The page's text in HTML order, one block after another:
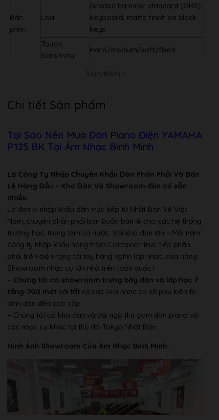
Bàn
phím
Loại
Graded hammer standard (GHS)
keyboard, matte finish on black
keys
Touch
Sensitivity
Hard/medium/soft/fixed
Âm thanh
Đa âm
Số đa âm tối
đa
192
sẵn
Loại
Tiếng Vang
Có
âm thông
minh IAC
Có
Âm vang
Có
SOUND
BOOST
Có
Các
chức
năng
Kép/Trộn âm Có
Tách tiếng
Có
Duo
Có
Cài đặt
Số lượng bài
21 bài demo và 50 bản piano
track
2
dữ liệu
100 KB per song (approx. 11,000
notes)
Chi tiết Sản phẩm
Tại Sao Nên Mua Đàn Piano Điện YAMAHA
P125 BK Tại Âm Nhạc Bình Minh
Là Công Ty Nhập Chuyên Khẩu Đàn Phân Phối Và Bán
Lẻ Hàng Đầu – Kho Đàn Và Showroom đàn có sẵn
nhiều.
Là đơn vị nhập khẩu đàn trực tiếp từ Nhật Bản Về Việt
Nam, chuyên phân phối bán buôn bán lẻ cho các hệ thống
trường học, trung tâm cả nước. Với kho đàn lớn – Mỗi năm
công ty nhập khẩu hàng trăm Container trực tiếp phân
phối trên diện rộng tới tay hàng nghìn lớp nhạc, cửa hàng
Showroom nhạc cụ lớn nhỏ trên toàn quốc !
– Chúng tôi có showroom trưng bày đàn và lớp học 7
tầng-700 mét với tất cả các loại nhạc cụ và phụ kiện từ
bình dân đến cao cấp.
– Chúng tôi có kho đàn và đội ngũ thu gom đàn piano và
các nhạc cụ khác tại thủ đô Tokyo Nhật Bản.
Hình Ảnh Showroom Của Âm Nhạc Bình Minh: